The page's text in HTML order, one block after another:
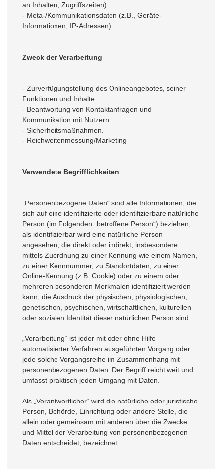
an Inhalten, Zugriffszeiten).
- Meta-/Kommunikationsdaten (z.B., Geräte-
Informationen, IP-Adressen).
Zweck der Verarbeitung
- Zurverfügungstellung des Onlineangebotes, seiner
Funktionen und Inhalte.
- Beantwortung von Kontaktanfragen und
Kommunikation mit Nutzern.
- Sicherheitsmaßnahmen.
- Reichweitenmessung/Marketing
Verwendete Begrifflichkeiten
„Personenbezogene Daten“ sind alle Informationen, die
sich auf eine identifizierte oder identifizierbare natürliche
Person (im Folgenden „betroffene Person“) beziehen;
als identifizierbar wird eine natürliche Person
angesehen, die direkt oder indirekt, insbesondere
mittels Zuordnung zu einer Kennung wie einem Namen,
zu einer Kennnummer, zu Standortdaten, zu einer
Online-Kennung (z.B. Cookie) oder zu einem oder
mehreren besonderen Merkmalen identifiziert werden
kann, die Ausdruck der physischen, physiologischen,
genetischen, psychischen, wirtschaftlichen, kulturellen
oder sozialen Identität dieser natürlichen Person sind.
„Verarbeitung“ ist jeder mit oder ohne Hilfe
automatisierter Verfahren ausgeführten Vorgang oder
jede solche Vorgangsreihe im Zusammenhang mit
personenbezogenen Daten. Der Begriff reicht weit und
umfasst praktisch jeden Umgang mit Daten.
Als „Verantwortlicher“ wird die natürliche oder juristische
Person, Behörde, Einrichtung oder andere Stelle, die
allein oder gemeinsam mit anderen über die Zwecke
und Mittel der Verarbeitung von personenbezogenen
Daten entscheidet, bezeichnet.